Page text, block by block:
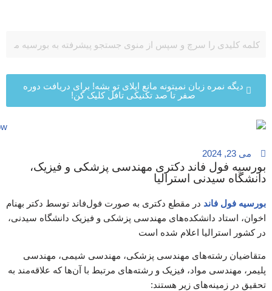
به
دیگه نمره زبان نمیتونه مانع اپلای تو بشه! برای دریافت دوره
صفر تا صد تکنیکی تافل کلیک کن!
می 23, 2024
بورسیه فول فاند دکتری مهندسی پزشکی و فیزیک،
دانشگاه سیدنی استرالیا
بورسیه فول فاند در مقطع دکتری به صورت فول‌فاند توسط دکتر بهنام
اخوان، استاد دانشکده‌های مهندسی پزشکی و فیزیک دانشگاه سیدنی،
در کشور استرالیا اعلام شده است
متقاضیان رشته‌های مهندسی پزشکی، مهندسی شیمی، مهندسی
پلیمر، مهندسی مواد، فیزیک و رشته‌های مرتبط با آن‌ها که علاقه‌مند به
تحقیق در زمینه‌های زیر هستند: